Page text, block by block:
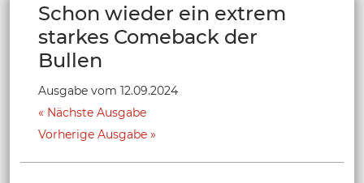
Schon wieder ein extrem
starkes Comeback der
Bullen
Ausgabe vom 12.09.2024
Nächste Ausgabe
Vorherige Ausgabe